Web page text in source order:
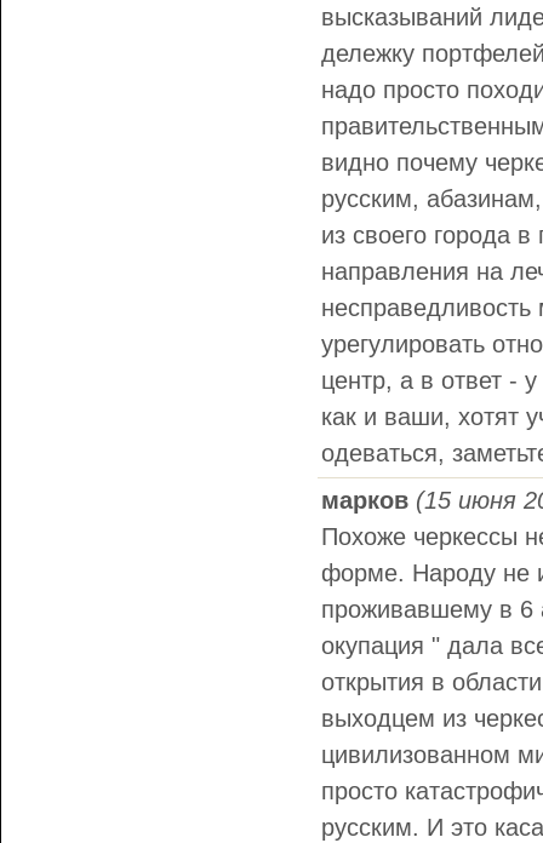
высказываний
дележку
надо просто
видно почему
русским,
из своего города
направления на
несправедливость
урегулировать
центр, а в ответ -
как и ваши, хотят
одеваться,
марков (15 июня
Похоже черкессы
форме. Народу не
проживавшему в 6
окупация " дала
открытия в
выходцем из
цивилизованном
просто
русским. И это